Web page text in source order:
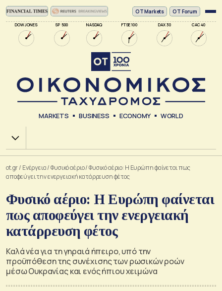
DOW JONES SP 500 NASDAQ FTSE 100 DAX 30 CAC 40
ΟΤ Markets OT Forum
MARKETS BUSINESS ECONOMY WORLD
Χ.Α.
ot.gr/ Ενέργεια/Φυσικό αέριο/Φυσικό αέριο: Η Ευρώπη φαίνεται πως
αποφεύγει την ενεργειακή κατάρρευση φέτος
Φυσικό αέριο: Η Ευρώπη φαίνεται
πως αποφεύγει την ενεργειακή
κατάρρευση φέτος
Καλά νέα για τη γηραιά ήπειρο, υπό την
προϋπόθεση της συνέχισης των ρωσικών ροών
μέσω Ουκρανίας και ενός ήπιου χειμώνα